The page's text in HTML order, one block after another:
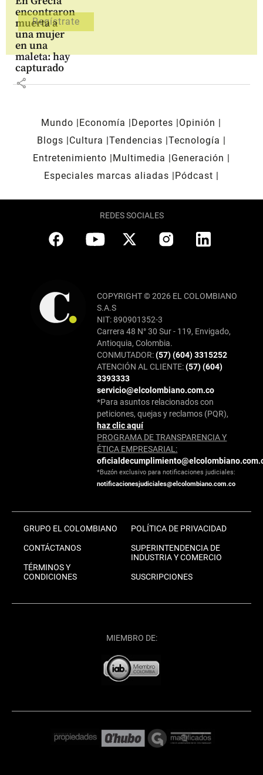
encontraron
muerta a
una mujer
en una
maleta: hay
capturado
share
Mundo Economía Deportes
Opinión
Blogs
Cultura Tendencias Tecnología
Entretenimiento
Multimedia
Generación
Especiales marcas aliadas
Pódcast
REDES SOCIALES
COPYRIGHT © 2026 EL COLOMBIANO
S.A.S
NIT: 890901352-3
Carrera 48 N° 30 Sur - 119, Envigado,
Antioquia, Colombia.
CONMUTADOR:(57) (604) 3315252
ATENCIÓN AL CLIENTE:(57) (604)
3393333
servicio@elcolombiano.com.co
*Para asuntos relacionados con
peticiones, quejas y reclamos (PQR),
haz clic aquí
PROGRAMA DE TRANSPARENCIA Y
ÉTICA EMPRESARIAL:
*Buzón exclusivo para notificaciones judiciales:
notificacionesjudiciales@elcolombiano.com.co
GRUPO EL COLOMBIANO
CONTÁCTANOS
TÉRMINOS Y
CONDICIONES
POLÍTICA DE PRIVACIDAD
SUPERINTENDENCIA DE
INDUSTRIA Y COMERCIO
SUSCRIPCIONES
MIEMBRO DE: